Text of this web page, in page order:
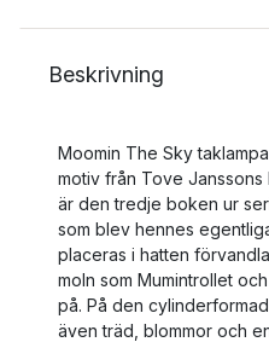
Beskrivning
Moomin The Sky
motiv från Tove
är den tredje boken ur
som blev hennes
placeras i hatten
moln som Mumintrollet
på. På den
även träd, blommor och